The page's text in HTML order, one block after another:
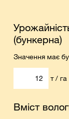
(бункерна)
Значення має
т / га
Вміст